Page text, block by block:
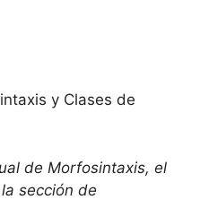
y Clases de
de Morfosintaxis, el
sección de